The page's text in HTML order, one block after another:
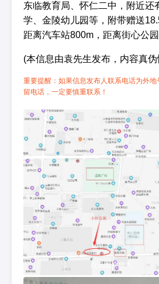
东临教育局、怀仁二中，附近还
学、金陵幼儿园等，附带赠送
距离汽车站800m，距离街心公
(本信息由袁先生发布，内容真
重要提醒：如果信息发布人联系电话为外
留电话，一定要慎重联系！
点击图片放大